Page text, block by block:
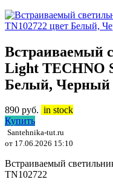
Встраиваемый
Light TECHNO
Белый, Черный
890 руб. in stock
Купить
Santehnika-tut.ru
от 17.06.2026 15:10
Встраиваемый
TN102722